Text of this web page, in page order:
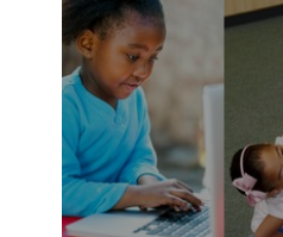
Skip
to
content